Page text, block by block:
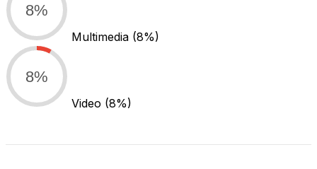
8%
Multimedia (8%)
8%
Video (8%)